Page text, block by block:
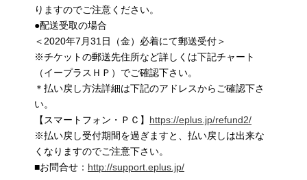
りますのでご注意ください。
●配送受取の場合
＜2020年7月31日（金）必着にて郵送受付＞
※チケットの郵送先住所など詳しくは下記チャート
（イープラスＨＰ）でご確認下さい。
＊払い戻し方法詳細は下記のアドレスからご確認下さ
い。
【スマートフォン・ＰＣ】 https://eplus.jp/refund2/
※払い戻し受付期間を過ぎますと、払い戻しは出来な
くなりますのでご注意下さい。
■お問合せ： http://support.eplus.jp/